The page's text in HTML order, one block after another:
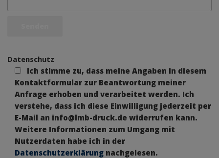
Datenschutz
Ich stimme zu, dass meine Angaben in diesem
Kontaktformular zur Beantwortung meiner
Anfrage erhoben und verarbeitet werden. Ich
verstehe, dass ich diese Einwilligung jederzeit per
E-Mail an info@lmb-druck.de widerrufen kann.
Weitere Informationen zum Umgang mit
Nutzerdaten habe ich in der
Datenschutzerklärung nachgelesen.